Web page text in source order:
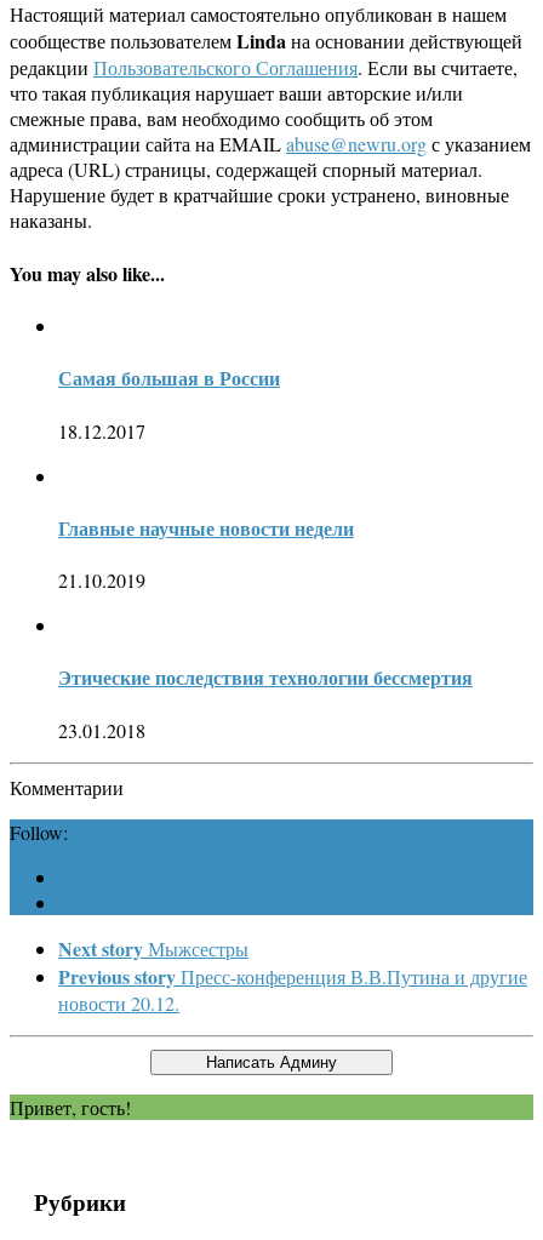
Настоящий материал самостоятельно опубликован в нашем
сообществе пользователемLindaна основании действующей
редакции Пользовательского Соглашения. Если вы считаете,
что такая публикация нарушает ваши авторские и/или
смежные права, вам необходимо сообщить об этом
администрации сайта на EMAILabuse@newru.orgс указанием
адреса (URL) страницы, содержащей спорный материал.
Нарушение будет в кратчайшие сроки устранено, виновные
наказаны.
You may also like...
Самая большая в России
18.12.2017
Главные научные новости недели
21.10.2019
Этические последствия технологии бессмертия
23.01.2018
Комментарии
Follow:
Next storyМыжсестры
Previous storyПресс-конференция В.В.Путина и другие
новости 20.12.
Привет, гость!
Рубрики